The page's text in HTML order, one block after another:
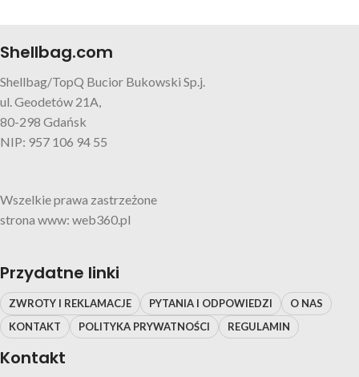
Shellbag.com
Shellbag/TopQ Bucior Bukowski Sp.j.
ul. Geodetów 21A,
80-298 Gdańsk
NIP: 957 106 94 55
Wszelkie prawa zastrzeżone
strona www: web360.pl
Przydatne linki
ZWROTY I REKLAMACJE PYTANIA I ODPOWIEDZI
O NAS
KONTAKT
POLITYKA PRYWATNOŚCI REGULAMIN
Kontakt